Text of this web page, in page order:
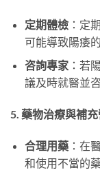
定期體檢：定
可能導致陽痿
咨詢專家：若
議及時就醫並
5. 藥物治療與補
合理用藥：在
和使用不當的